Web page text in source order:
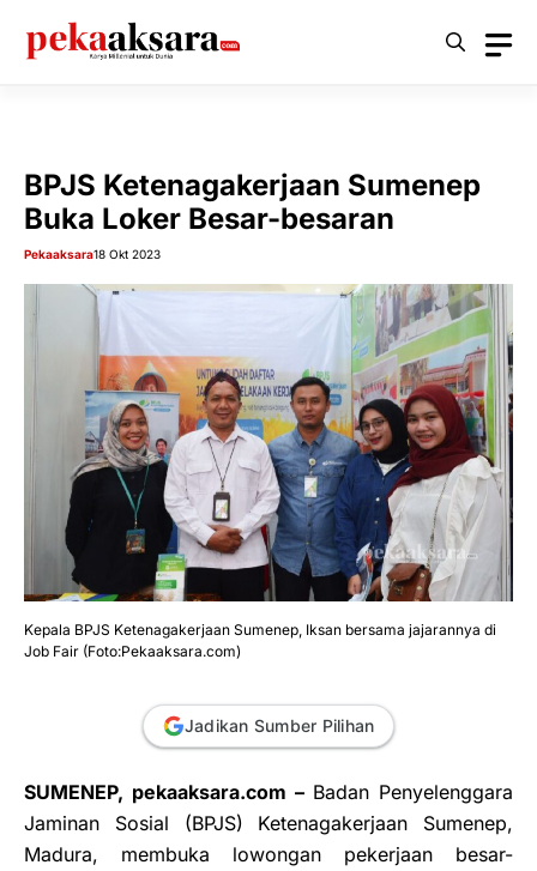
BPJS Ketenagakerjaan Sumenep
Buka Loker Besar-besaran
Pekaaksara18 Okt 2023
Kepala BPJS Ketenagakerjaan Sumenep, Iksan bersama jajarannya di
Job Fair (Foto:Pekaaksara.com)
Jadikan Sumber Pilihan
SUMENEP, pekaaksara.com – Badan Penyelenggara
Jaminan Sosial (BPJS) Ketenagakerjaan Sumenep,
Madura, membuka lowongan pekerjaan besar-